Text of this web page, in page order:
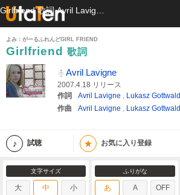
よみ：がーるふれんどGIRL FRIEND
Girlfriend
歌詞
Avril Lavigne
2007.4.18 リリース
作詞
Avril Lavigne , Lukasz Gottwald
作曲
Avril Lavigne , Lukasz Gottwald
試聴 ★ お気に入り登録
文字サイズ
大 中 小
ふりがな
あ A OFF